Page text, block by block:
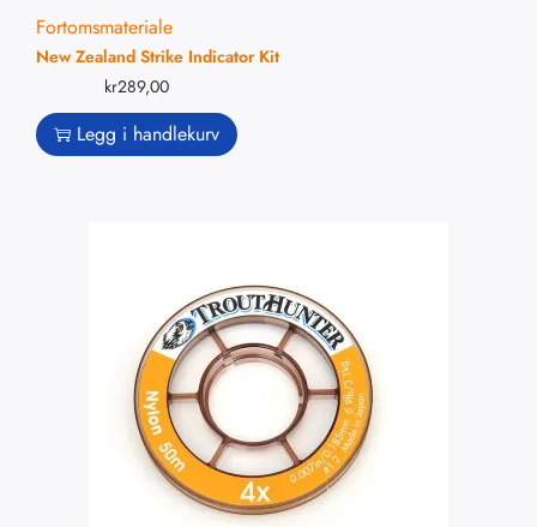
Fortomsmateriale
New Zealand Strike Indicator Kit
kr289,00
Legg i handlekurv